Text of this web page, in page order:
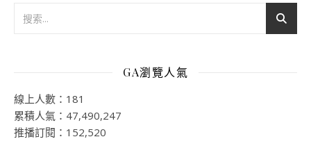
GA瀏覽人氣
線上人數：181
累積人氣：47,490,247
推播訂閱：152,520